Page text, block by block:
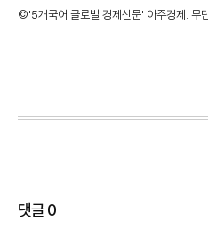
©'5개국어 글로벌 경제신문' 아주경제. 무
댓글0